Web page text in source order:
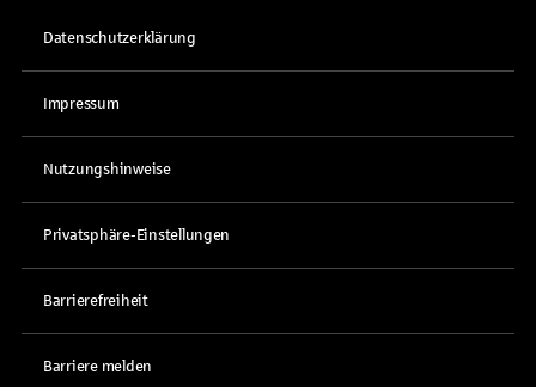
Datenschutzerklärung
Impressum
Nutzungshinweise
Privatsphäre-Einstellungen
Barrierefreiheit
Barriere melden